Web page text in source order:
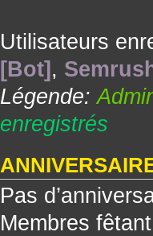
Utilisateurs
[Bot] ,
Légende:
enregistrés
Pas
Membres